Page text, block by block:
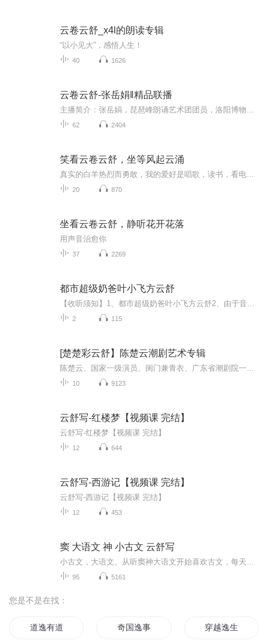
云卷云舒_x4l的朗读专辑
“以小见大”，感悟人生！
40 1626
云卷云舒-张岳娟‖精品联播
62 2404
笑看云卷云舒，坐等风起云涌
20 870
坐看云卷云舒，静听花开花落
用声音治愈你
37 2269
都市超级奶爸叶小飞方云舒
2 115
[楚楚彩云舒】陈楚云潮剧艺术专辑
10 9123
云舒写-红楼梦【视频课 完结】
云舒写-红楼梦【视频课 完结】
12 644
云舒写-西游记【视频课 完结】
云舒写-西游记【视频课 完结】
12 453
窦 大语文 神 小古文 云舒写
95 5161
您是不是在找：
道逸有道 奇国逸事 穿越逸生